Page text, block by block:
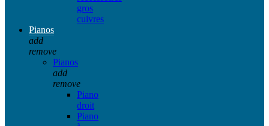
gros
cuivres
Pianos
add
remove
Pianos
add
remove
Piano
droit
Piano